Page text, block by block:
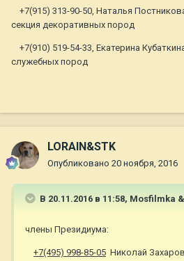
+7(915) 313-90-50, Наталья
секция декоративных пород
+7(910) 519-54-33, Екатерина
служебных пород
LORAIN&STK
Опубликовано 20 ноября, 2016
В 20.11.2016 в 11:58, Mosfilmka
члены Президиума:
+7(495) 998-85-05 Николай